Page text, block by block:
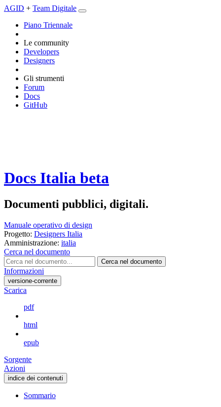
AGID + Team Digitale
Piano Triennale
Le community
Developers
Designers
Gli strumenti
Forum
Docs
GitHub
Docs Italia beta
Documenti pubblici, digitali.
Manuale operativo di design
Progetto: Designers Italia
Amministrazione: italia
Cerca nel documento
Cerca nel documento
Informazioni
versione-corrente
Scarica
pdf
html
epub
Sorgente
Azioni
indice dei contenuti
Sommario